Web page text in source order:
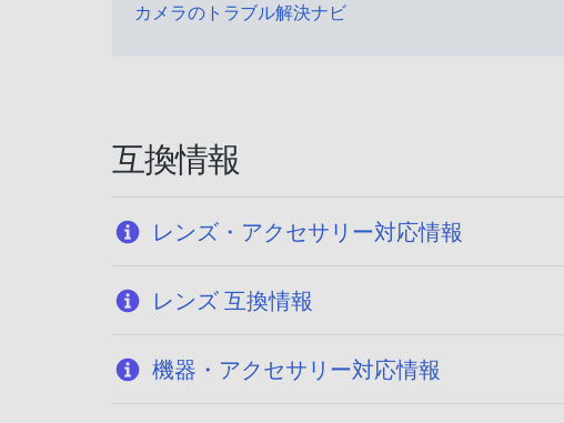
カメラのトラブル解決ナビ
互換情報
レンズ・アクセサリー対応情報
レンズ 互換情報
機器・アクセサリー対応情報